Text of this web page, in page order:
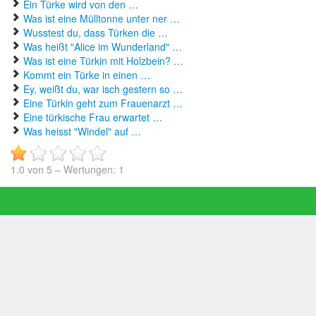
Ein Türke wird von den …
Was ist eine Mülltonne unter ner …
Wusstest du, dass Türken die …
Was heißt "Alice im Wunderland" …
Was ist eine Türkin mit Holzbein? …
Kommt ein Türke in einen …
Ey, weißt du, war isch gestern so …
Eine Türkin geht zum Frauenarzt …
Eine türkische Frau erwartet …
Was heisst "Windel" auf …
1.0 von 5 – Wertungen: 1